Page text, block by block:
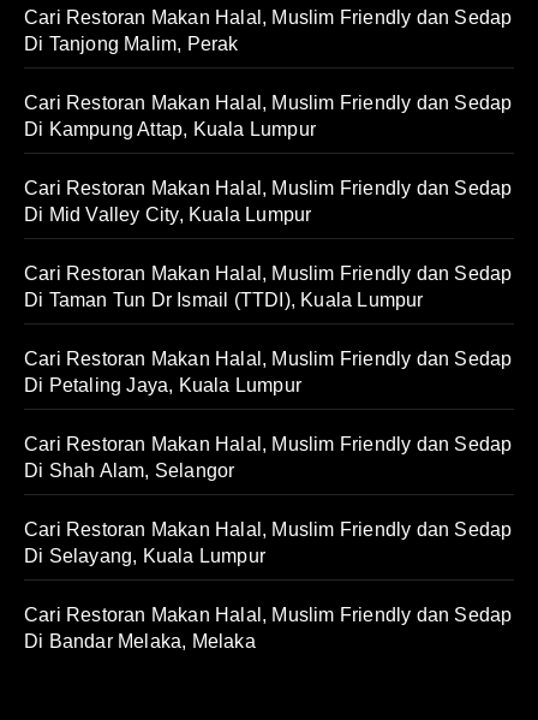
Cari Restoran Makan Halal, Muslim Friendly dan Sedap
Di Tanjong Malim, Perak
Cari Restoran Makan Halal, Muslim Friendly dan Sedap
Di Kampung Attap, Kuala Lumpur
Cari Restoran Makan Halal, Muslim Friendly dan Sedap
Di Mid Valley City, Kuala Lumpur
Cari Restoran Makan Halal, Muslim Friendly dan Sedap
Di Taman Tun Dr Ismail (TTDI), Kuala Lumpur
Cari Restoran Makan Halal, Muslim Friendly dan Sedap
Di Petaling Jaya, Kuala Lumpur
Cari Restoran Makan Halal, Muslim Friendly dan Sedap
Di Shah Alam, Selangor
Cari Restoran Makan Halal, Muslim Friendly dan Sedap
Di Selayang, Kuala Lumpur
Cari Restoran Makan Halal, Muslim Friendly dan Sedap
Di Bandar Melaka, Melaka